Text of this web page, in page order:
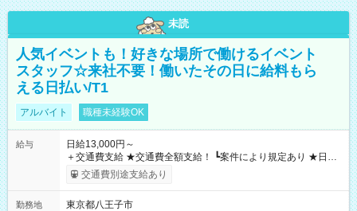
未読
人気イベントも！好きな場所で働けるイベント
スタッフ☆来社不要！働いたその日に給料もら
える日払い/T1
アルバイト 職種未経験OK
給与
日給13,000円～
＋交通費支給 ★交通費全額支給！ ┗案件により規定あり ★日払
いOK！（規定あり） ┗働いたその日に現金GET♪ お仕事後はコ
ンビニATMから 日払い分を引き落とせます！ 【試用期間】試
交通費別途支給あり
勤務地
東京都八王子市